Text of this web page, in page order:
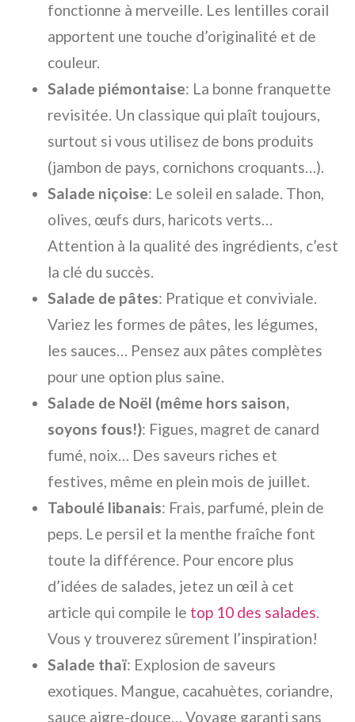
fonctionne à merveille. Les lentilles corail
apportent une touche d’originalité et de
couleur.
Salade piémontaise: La bonne franquette
revisitée. Un classique qui plaît toujours,
surtout si vous utilisez de bons produits
(jambon de pays, cornichons croquants…).
Salade niçoise: Le soleil en salade. Thon,
olives, œufs durs, haricots verts…
Attention à la qualité des ingrédients, c’est
la clé du succès.
Salade de pâtes: Pratique et conviviale.
Variez les formes de pâtes, les légumes,
les sauces… Pensez aux pâtes complètes
pour une option plus saine.
Salade de Noël (même hors saison,
soyons fous!): Figues, magret de canard
fumé, noix… Des saveurs riches et
festives, même en plein mois de juillet.
Taboulé libanais: Frais, parfumé, plein de
peps. Le persil et la menthe fraîche font
toute la différence. Pour encore plus
d’idées de salades, jetez un œil à cet
article qui compile le top 10 des salades.
Vous y trouverez sûrement l’inspiration!
Salade thaï: Explosion de saveurs
exotiques. Mangue, cacahuètes, coriandre,
sauce aigre-douce… Voyage garanti sans